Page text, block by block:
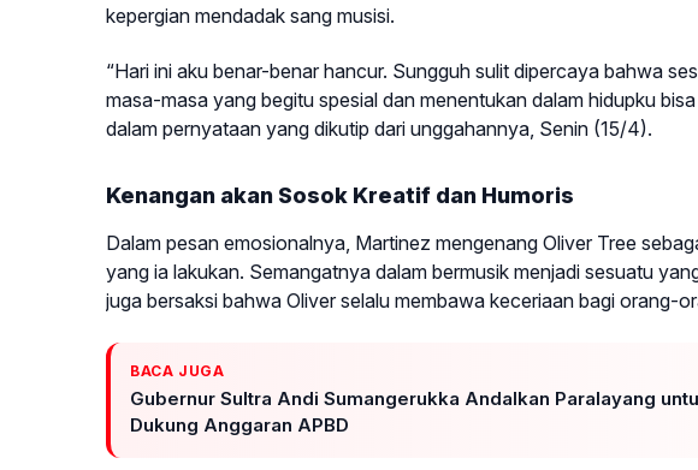
kepergian mendadak sang musisi.
“Hari ini aku benar-benar hancur. Sungguh sulit dipercaya bahwa
masa-masa yang begitu spesial dan menentukan dalam hidupku
dalam pernyataan yang dikutip dari unggahannya, Senin (15/4).
Kenangan akan Sosok Kreatif dan Humoris
Dalam pesan emosionalnya, Martinez mengenang Oliver Tree
yang ia lakukan. Semangatnya dalam bermusik menjadi sesuatu
juga bersaksi bahwa Oliver selalu membawa keceriaan bagi orang-
BACA JUGA
Gubernur Sultra Andi Sumangerukka Andalkan Paralayang
Dukung Anggaran APBD